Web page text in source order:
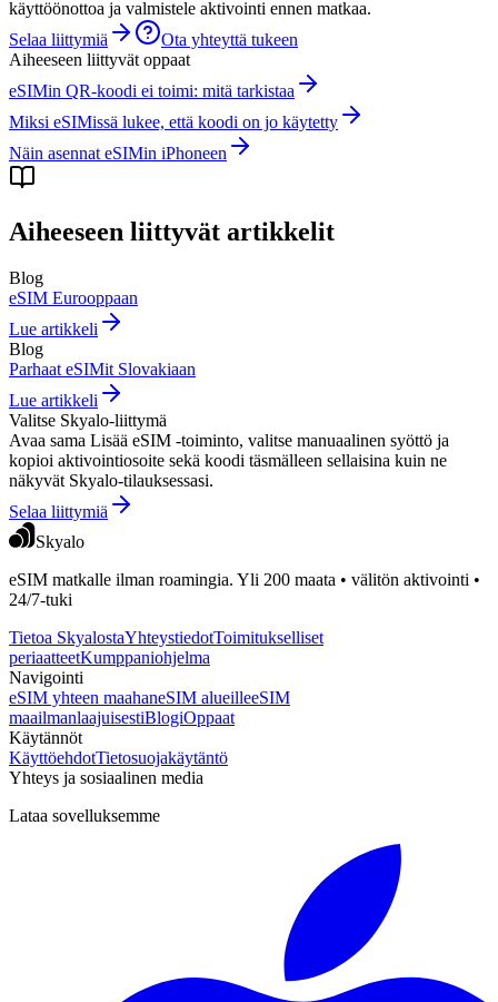
käyttöönottoa ja valmistele aktivointi ennen matkaa.
Selaa liittymiä
Ota yhteyttä tukeen
Aiheeseen liittyvät oppaat
eSIMin QR-koodi ei toimi: mitä tarkistaa
Miksi eSIMissä lukee, että koodi on jo käytetty
Näin asennat eSIMin iPhoneen
Aiheeseen liittyvät artikkelit
Blog
eSIM Eurooppaan
Lue artikkeli
Blog
Parhaat eSIMit Slovakiaan
Lue artikkeli
Valitse Skyalo-liittymä
Avaa sama Lisää eSIM -toiminto, valitse manuaalinen syöttö ja
kopioi aktivointiosoite sekä koodi täsmälleen sellaisina kuin ne
näkyvät Skyalo-tilauksessasi.
Selaa liittymiä
Skyalo
eSIM matkalle ilman roamingia. Yli 200 maata • välitön aktivointi •
24/7-tuki
Tietoa SkyalostaYhteystiedotToimitukselliset
periaatteetKumppaniohjelma
Navigointi
eSIM yhteen maahaneSIM alueilleeSIM
maailmanlaajuisestiBlogiOppaat
Käytännöt
KäyttöehdotTietosuojakäytäntö
Yhteys ja sosiaalinen media
Lataa sovelluksemme